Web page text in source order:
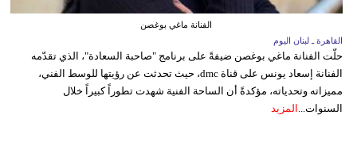
الفنانة ماغي بوغصن
القاهرة ـ لبنان اليوم
حلّت الفنانة ماغي بوغصن ضيفةً على برنامج "صاحبة السعادة"، الذي تقدّمه
الفنانة إسعاد يونس على قناة dmc، حيث تحدثت عن رؤيتها للوسط الفني،
مميزاته وتحدياته، مؤكدةً أن الساحة الفنية شهدت تطوراً كبيراً خلال
السنوات...
المزيد